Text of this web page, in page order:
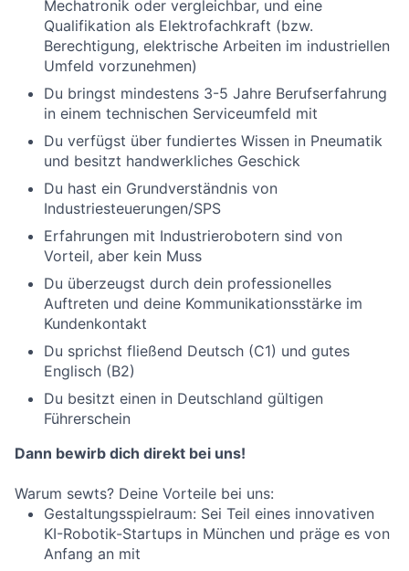
Mechatronik oder vergleichbar, und eine
Qualifikation als Elektrofachkraft (bzw.
Berechtigung, elektrische Arbeiten im industriellen
Umfeld vorzunehmen)
Du bringst mindestens 3-5 Jahre Berufserfahrung
in einem technischen Serviceumfeld mit
Du verfügst über fundiertes Wissen in Pneumatik
und besitzt handwerkliches Geschick
Du hast ein Grundverständnis von
Industriesteuerungen/SPS
Erfahrungen mit Industrierobotern sind von
Vorteil, aber kein Muss
Du überzeugst durch dein professionelles
Auftreten und deine Kommunikationsstärke im
Kundenkontakt
Du sprichst fließend Deutsch (C1) und gutes
Englisch (B2)
Du besitzt einen in Deutschland gültigen
Führerschein
Dann bewirb dich direkt bei uns!
Warum sewts? Deine Vorteile bei uns:
Gestaltungsspielraum: Sei Teil eines innovativen
KI-Robotik-Startups in München und präge es von
Anfang an mit